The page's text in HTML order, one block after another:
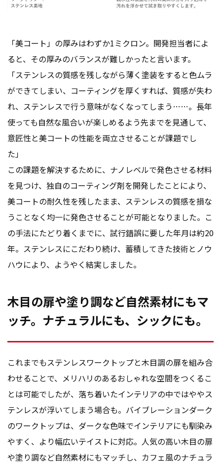
「美コート」の厚みはわずか1ミクロン。開発担当者によ
ると、その厚みのバランスが難しかったと言います。
「ステンレスの質感を残しながら薄く塗装をすると色ムラ
ができてしまい、コーティングを厚くすれば、質感が失わ
れ、ステンレスで行う意味がなくなってしまう……。長年
使っても自然な風合いが楽しめるよう先までを見通して、
意匠性と美コートの性能を両立させることが課題でし
た」
この課題を解決するために、ナノレベルで発色させる材料
を見つけ、独自のコーティング剤を開発したことにより、
美コートの耐久性を残したまま、ステンレスの質感を損な
うことなく均一に発色させることが可能となりました。こ
の手法にたどり着くまでに、試行錯誤に要した年月は約20
年。ステンレスにこだわり続け、蓄積してきた技術とノウ
ハウにより、ようやく結実しました。
木目の扉や塗り調など自然素材にもマ
ッチ。ナチュラルにも、シックにも。
これまでもステンレスワークトップと木目調の扉を組み合
わせることで、メリハリのあるおしゃれな空間をつくるこ
とは可能でしたが、落ち着いたインテリアの中ではややス
テンレスが浮いてしまう場合も。バイブレーションダーク
のワークトップは、ダークな色味でインテリアにも馴染み
やすく、より幅広いテイストに対応。人気の高い木目の扉
や塗り調など自然素材にもマッチし、カフェ風のナチュラ